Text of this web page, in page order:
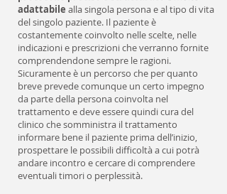
adattabile alla singola persona e al tipo di vita
del singolo paziente. Il paziente è
costantemente coinvolto nelle scelte, nelle
indicazioni e prescrizioni che verranno fornite
comprendendone sempre le ragioni.
Sicuramente è un percorso che per quanto
breve prevede comunque un certo impegno
da parte della persona coinvolta nel
trattamento e deve essere quindi cura del
clinico che somministra il trattamento
informare bene il paziente prima dell’inizio,
prospettare le possibili difficoltà a cui potrà
andare incontro e cercare di comprendere
eventuali timori o perplessità.